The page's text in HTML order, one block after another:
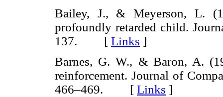
Bailey, J., & Meyerson, L.
profoundly retarded child.
137. [ Links ]
Barnes, G. W., & Baron, A.
reinforcement. Journal of
466–469. [ Links ]